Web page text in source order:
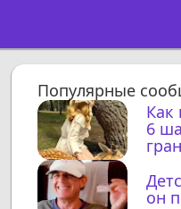
Популярные
Как
6
он